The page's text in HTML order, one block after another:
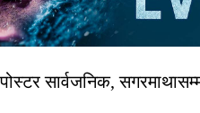
सार्वजनिक,